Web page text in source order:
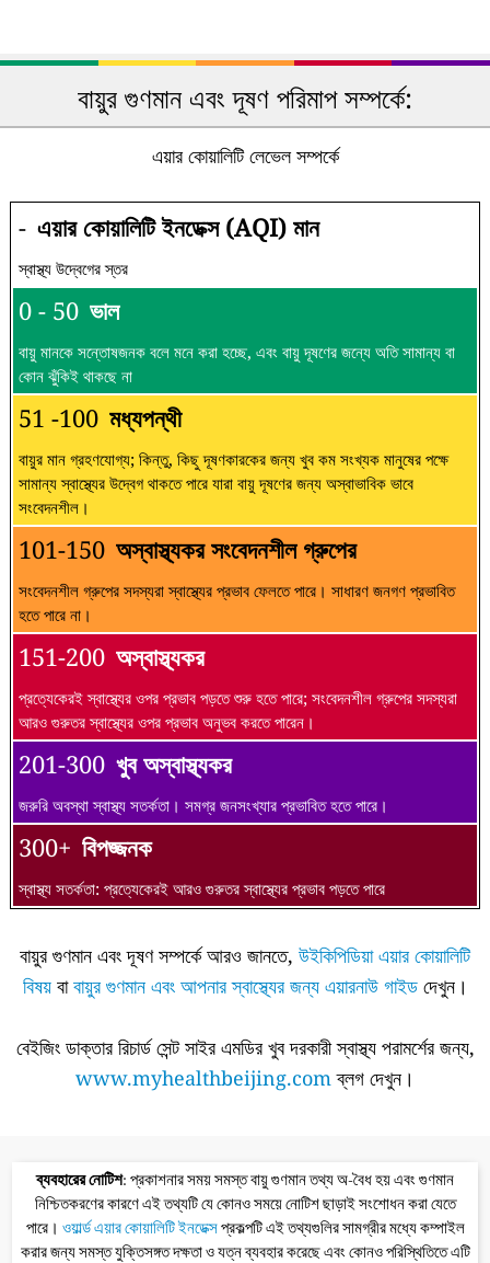
বায়ুর গুণমান এবং দূষণ পরিমাপ সম্পর্কে:
এয়ার কোয়ালিটি লেভেল সম্পর্কে
- এয়ার কোয়ালিটি ইনডেক্স (AQI) মান
স্বাস্থ্য উদ্বেগের স্তর
0 - 50 ভাল
বায়ু মানকে সন্তোষজনক বলে মনে করা হচ্ছে, এবং বায়ু দূষণের জন্যে অতি সামান্য বা
কোন ঝুঁকিই থাকছে না
51 -100 মধ্যপন্থী
বায়ুর মান গ্রহণযোগ্য; কিন্তু, কিছু দূষণকারকের জন্য খুব কম সংখ্যক মানুষের পক্ষে
সামান্য স্বাস্থ্যের উদ্বেগ থাকতে পারে যারা বায়ু দূষণের জন্য অস্বাভাবিক ভাবে
সংবেদনশীল।
101-150 অস্বাস্থ্যকর সংবেদনশীল গ্রুপের
সংবেদনশীল গ্রুপের সদস্যরা স্বাস্থ্যের প্রভাব ফেলতে পারে। সাধারণ জনগণ প্রভাবিত
হতে পারে না।
151-200 অস্বাস্থ্যকর
প্রত্যেকেরই স্বাস্থ্যের ওপর প্রভাব পড়তে শুরু হতে পারে; সংবেদনশীল গ্রুপের সদস্যরা
আরও গুরুতর স্বাস্থ্যের ওপর প্রভাব অনুভব করতে পারেন।
201-300 খুব অস্বাস্থ্যকর
জরুরি অবস্থা স্বাস্থ্য সতর্কতা। সমগ্র জনসংখ্যার প্রভাবিত হতে পারে।
300+ বিপজ্জনক
স্বাস্থ্য সতর্কতা: প্রত্যেকেরই আরও গুরুতর স্বাস্থ্যের প্রভাব পড়তে পারে
বায়ুর গুণমান এবং দূষণ সম্পর্কে আরও জানতে, উইকিপিডিয়া এয়ার কোয়ালিটি
বিষয়বাবায়ুর গুণমান এবং আপনার স্বাস্থ্যের জন্য এয়ারনাউ গাইডদেখুন।
বেইজিং ডাক্তার রিচার্ড সেন্ট সাইর এমডির খুব দরকারী স্বাস্থ্য পরামর্শের জন্য,
www.myhealthbeijing.comব্লগ দেখুন।
ব্যবহারের নোটিশ: প্রকাশনার সময় সমস্ত বায়ু গুণমান তথ্য অ-বৈধ হয় এবং গুণমান
নিশ্চিতকরণের কারণে এই তথ্যটি যে কোনও সময়ে নোটিশ ছাড়াই সংশোধন করা যেতে
পারে। ওয়ার্ল্ড এয়ার কোয়ালিটি ইনডেক্সপ্রকল্পটি এই তথ্যগুলির সামগ্রীর মধ্যে কম্পাইল
করার জন্য সমস্ত যুক্তিসঙ্গত দক্ষতা ও যত্ন ব্যবহার করেছে এবং কোনও পরিস্থিতিতে এটি